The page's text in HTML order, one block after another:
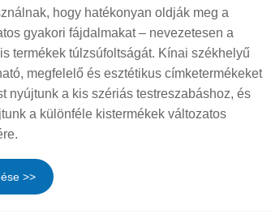
hogy hatékonyan oldják meg a
gyakori fájdalmakat – nevezetesen a
termékek túlzsúfoltságát. Kínai székhelyű
megfelelő és esztétikus címketermékeket
nyújtunk a kis szériás testreszabáshoz, és
a különféle kistermékek változatos
>>